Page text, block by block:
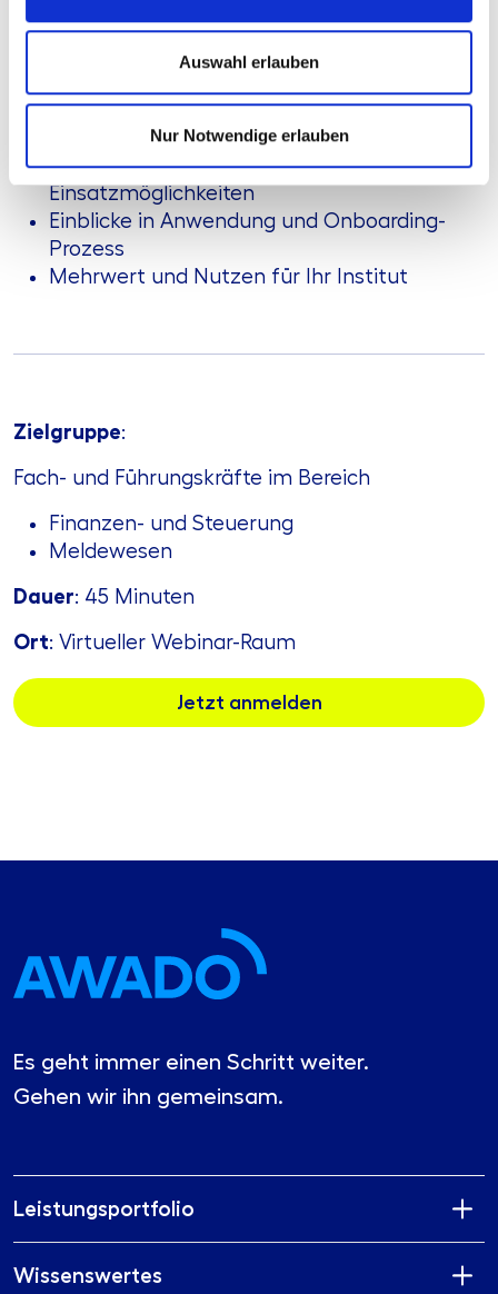
Auswahl erlauben
Nur Notwendige erlauben
verlässliche Grundlage für Ihre Meldeprozesse
Nachvollziehbarkeit.
Überblick über das AWADO Tool und seine
Einsatzmöglichkeiten
Einblicke in Anwendung und Onboarding-
Prozess
Mehrwert und Nutzen für Ihr Institut
Zielgruppe:
Fach- und Führungskräfte im Bereich
Finanzen- und Steuerung
Meldewesen
Dauer: 45 Minuten
Ort: Virtueller Webinar-Raum
Jetzt anmelden
Es geht immer einen Schritt weiter.
Gehen wir ihn gemeinsam.
Leistungsportfolio
Wissenswertes